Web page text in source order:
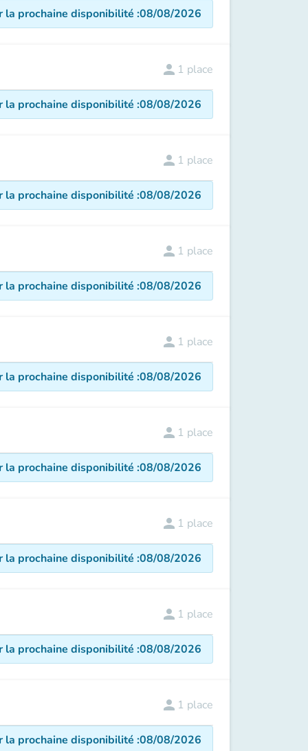
la prochaine disponibilité :08/08/2026
person 1 place
la prochaine disponibilité :08/08/2026
person 1 place
la prochaine disponibilité :08/08/2026
person 1 place
la prochaine disponibilité :08/08/2026
person 1 place
la prochaine disponibilité :08/08/2026
person 1 place
la prochaine disponibilité :08/08/2026
person 1 place
la prochaine disponibilité :08/08/2026
person 1 place
la prochaine disponibilité :08/08/2026
person 1 place
la prochaine disponibilité :08/08/2026